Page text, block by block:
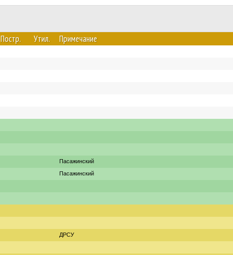
Постр. Утил. Примечание
Пасажинский
Пасажинский
ДРСУ